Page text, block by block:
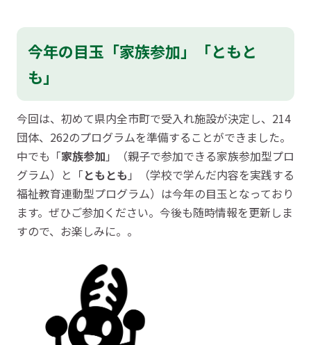
今年の目玉「家族参加」「ともと
も 」
今回は、初めて県内全市町で受入れ施設が決定し、214
団体、262のプログラムを準備することができました。
中でも「家族参加 」（親子で参加できる家族参加型プロ
グラム）と「ともとも 」（学校で学んだ内容を実践する
福祉教育連動型プログラム）は今年の目玉となっており
ます。ぜひご参加ください。今後も随時情報を更新しま
すので、お楽しみに。。